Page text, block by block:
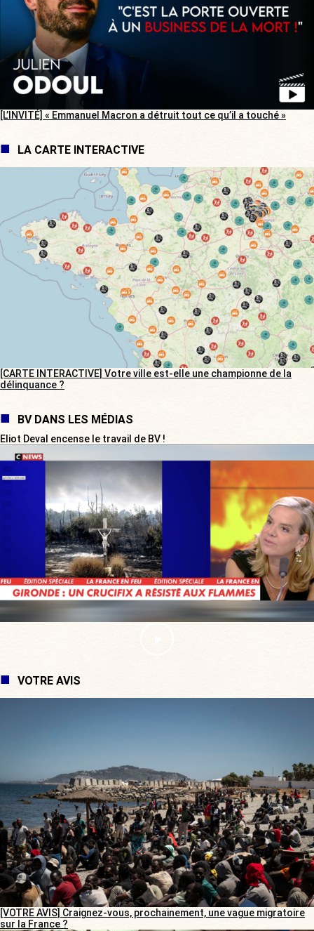
[L’INVITÉ] « Emmanuel Macron a détruit tout ce qu’il a touché »
LA CARTE INTERACTIVE
[CARTE INTERACTIVE] Votre ville est-elle une championne de la
délinquance ?
BV DANS LES MÉDIAS
Eliot Deval encense le travail de BV !
VOTRE AVIS
[VOTRE AVIS] Craignez-vous, prochainement, une vague migratoire
sur la France ?